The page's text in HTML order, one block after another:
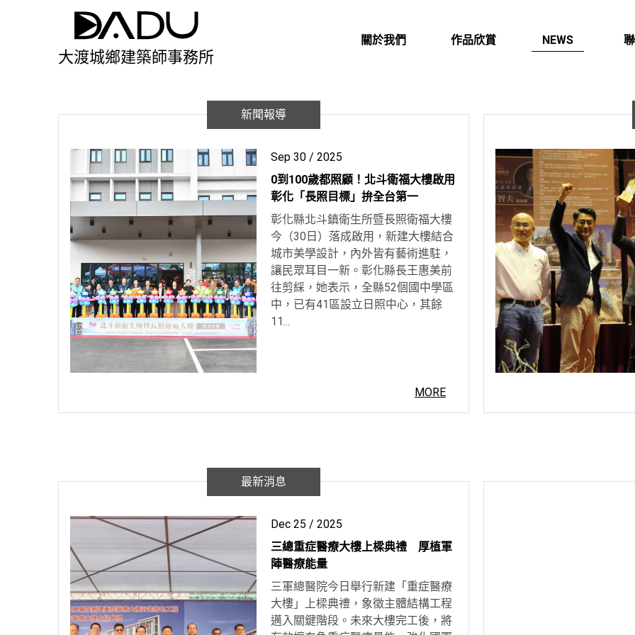
大渡城鄉建築師事務所
關於我們
作品欣賞
NEWS
新聞報導
Sep 30 / 2025
0到100歲都照顧！北斗衛福大樓啟用
彰化「長照目標」拚全台第一
彰化縣北斗鎮衛生所暨長照衛福大樓
今（30日）落成啟用，新建大樓結合
城市美學設計，內外皆有藝術進駐，
讓民眾耳目一新。彰化縣長王惠美前
往剪綵，她表示，全縣52個國中學區
中，已有41區設立日照中心，其餘
11...
MORE
最新消息
Dec 25 / 2025
三總重症醫療大樓上樑典禮 厚植軍
陣醫療能量
三軍總醫院今日舉行新建「重症醫療
大樓」上樑典禮，象徵主體結構工程
邁入關鍵階段。未來大樓完工後，將